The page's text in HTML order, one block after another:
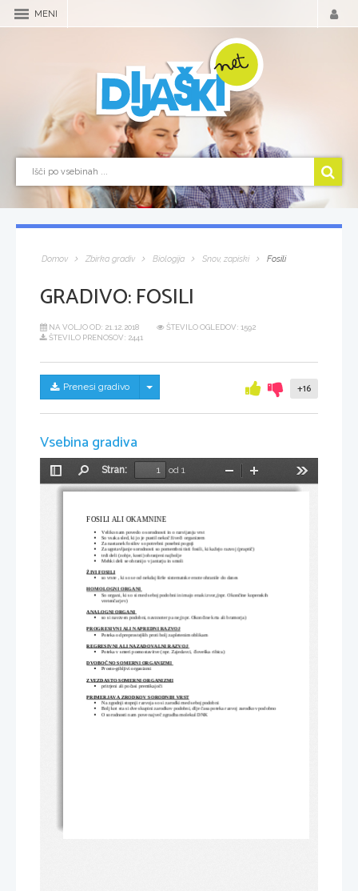
MENI
Domov Zbirka gradiv Biologija Snov, zapiski Fosili
GRADIVO:FOSILI
NA VOLJO OD: 21.12.2018
ŠTEVILO OGLEDOV: 1592
ŠTEVILO PRENOSOV: 2441
Prenesi gradivo Skrij/prikaži meni +16
Vsebina gradiva
Preklopi
stransko
Stran:
od 1
Pomanjšaj
FOSILI ALI OKAMNINE

Veliko nam povedo o sorodnosti in o razvijanju vrst

So vsaka sled, ki jo je pustil nekoč živeči organizem

Za nastanek fosilov so potrebni posebni pogoji

Za ugotavljanje sorodnosti so pomembni tisti fosili, ki kažejo razvoj (praptič)

trdi deli (zobje, kosti) ohranjeni najbolje

Mehki deli se ohranijo v jantarju in smoli
ŽIVI FOSILI

so vrste , ki so se od nekdaj širše sistematske enote ohranile do danes
HOMOLOGNI ORGANI

So organi, ki so si med seboj podobni in imajo enak izvor (npr. Okončine kopenskih
vretenčarjev)
ANALOGNI ORGANI

so si navzven podobni, navznoter pa ne (npr. Okončine krta ali bramorja)
PROGRESIVNI ALI NAPREDNI RAZVOJ

Poteka od preprostejših proti bolj zapletenim oblikam
REGRESIVNI ALI NAZADOVALNI RAZVOJ

Poteka v smeri poenostavitve (npr. Zajedavci, človeška ribica)
DVOBOČNO SOMERNI ORGANIZMI

Prosto-gibljivi organizmi
ZVEZDASTO SOMERNI ORGANIZMI

pritrjeni ali počasi premikajoči
PRIMERJAVA ZRODKOV SORODNIH VRST

Na zgodnji stopnji razvoja so si zarodki med seboj podobni

Bolj kot sta si dve skupini zarodkov podobni, dlje časa poteka razvoj zarodkov podobno

O sorodnosti nam pove največ zgradba molekul DNK